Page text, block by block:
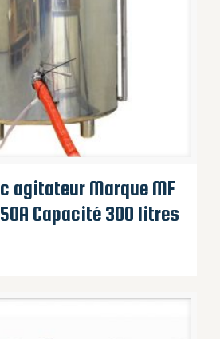
agitateur Marque MF
Capacité 300 litres